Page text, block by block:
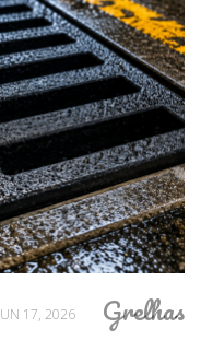
Grelhas
17, 2026